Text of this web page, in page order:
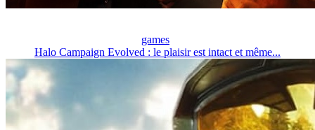
games
Halo Campaign Evolved : le plaisir est intact et même...